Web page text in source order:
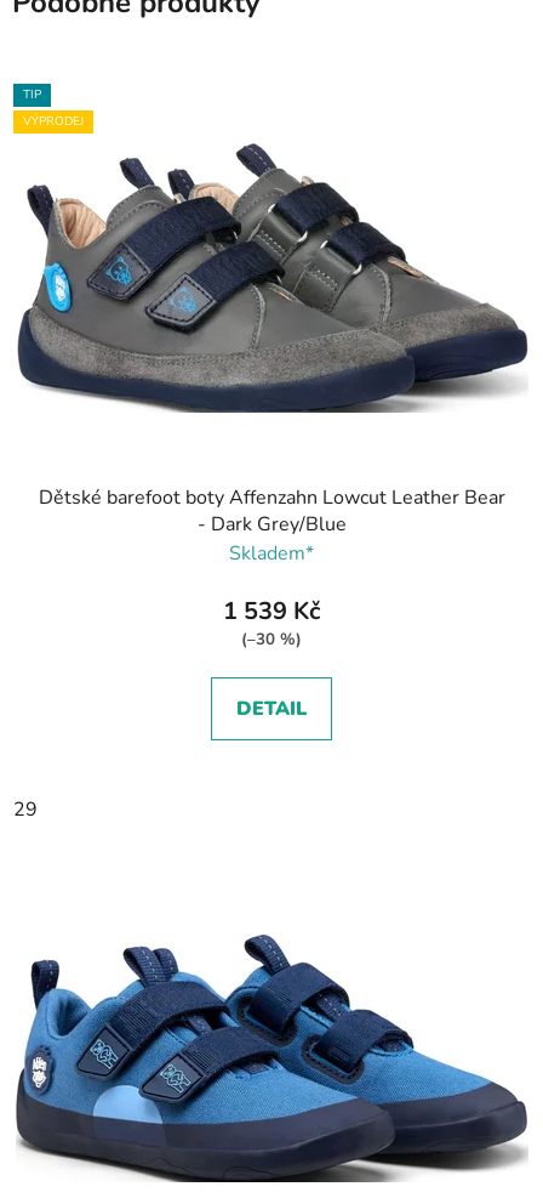
TIP
VÝPRODEJ
Dětské barefoot boty Affenzahn Lowcut Leather Bear
- Dark Grey/Blue
Skladem*
1 539 Kč
(–30 %)
DETAIL
29